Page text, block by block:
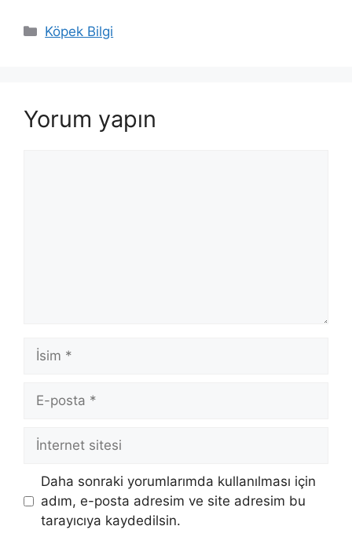
Kategoriler
Köpek Bilgi
Yorum yapın
İsim
posta
İnternet
sitesi
Daha sonraki yorumlarımda kullanılması için
adım, e-posta adresim ve site adresim bu
tarayıcıya kaydedilsin.